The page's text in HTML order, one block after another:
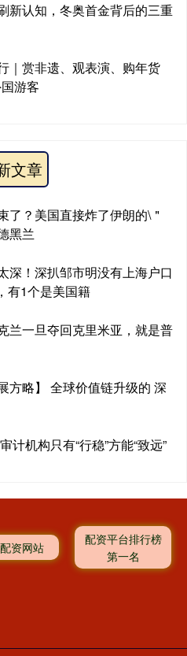
新认知，冬奥首金背后的三重
｜赏非遗、观表演、购年货
游客
文章
了？美国直接炸了伊朗的\＂
黑兰
深！深扒邹市明没有上海户口
有1个是美国籍
兰一旦夺回克里米亚，就是普
方略】 全球价值链升级的 深
计机构只有“行稳”方能“致远”
资网站
配资平台排行榜
第一名